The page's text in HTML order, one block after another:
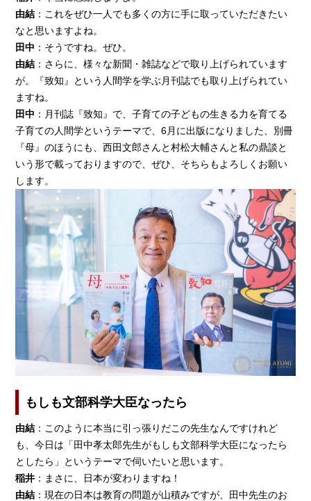
由結 ：これをぜひ一人でも多くの方に手に取っていただきたい
なと思いますよね。
田中 ：そうですね。ぜひ。
由結 ：さらに、様々な新聞・雑誌などで取り上げられています
が。『致知』という人間学を学ぶ月刊誌でも取り上げられてい
ますね。
田中 ：月刊誌『致知』で、子育ての子どもの生きる力を育てる
子育ての人間学というテーマで、6月に出版になりました、別冊
『母』のほうにも、西田文郎さんと村松大輔さんと私の鼎談と
いう形で載っておりますので、ぜひ、そちらもよろしくお願い
します。
もしも文部科学大臣なったら
由結 ：このように本当に引っ張りだこの先生なんですけれど
も、今日は「田中孝太郎先生がもしも文部科学大臣になったら
としたら」というテーマで伺いたいと思います。
稲井 ：まさに、日本が変わりますね！
由結 ：現在の日本は教育の問題が山積みですが、田中先生のお